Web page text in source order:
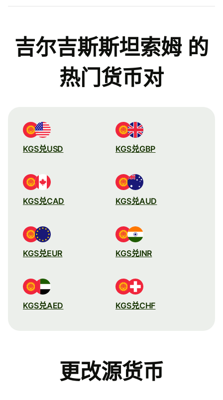
吉尔吉斯斯坦索姆 的
热门货币对
KGS兑USD KGS兑GBP
KGS兑CAD KGS兑AUD
KGS兑EUR KGS兑INR
KGS兑AED KGS兑CHF
更改源货币